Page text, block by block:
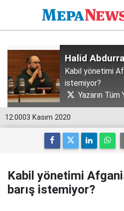
Halid
Kabil yönetimi
istemiyor?
Yazarın Tüm
12:0003 Kasım 2020
Kabil yönetimi
barış istemiyor?